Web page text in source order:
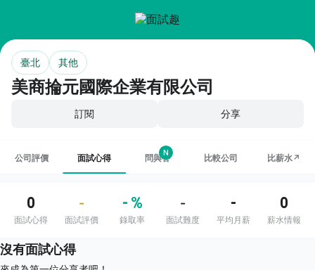
美商掄元國際企業有限公司
臺北 其他
訂閱 分享
公司評價 面試心得 問與答
N
比較公司 比薪水↗
0
面試心得
-
面試評價
- %
錄取率
-
面試難度
-
平均月薪
0
薪水情報
沒有面試心得